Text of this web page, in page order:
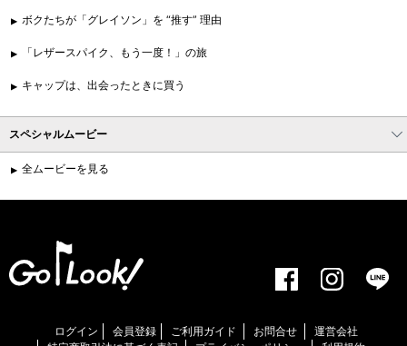
ボクたちが「グレイソン」を “推す” 理由
「レザースパイク、もう一度！」の旅
キャップは、出会ったときに買う
スペシャルムービー
全ムービーを見る
ログイン 会員登録 ご利用ガイド お問合せ
運営会社